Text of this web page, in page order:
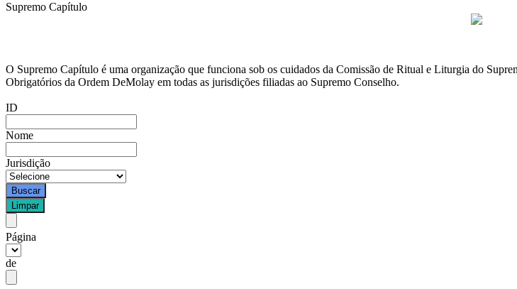
Supremo Capítulo
O Supremo Capítulo é uma organização que funciona sob os cuidados da Comissão de Ritual e Liturgia do
Obrigatórios da Ordem DeMolay em todas as jurisdições filiadas ao Supremo Conselho.
ID
Nome
Jurisdição
Página
de